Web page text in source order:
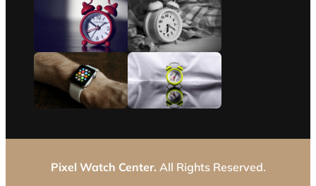
Pixel Watch Center. All Rights Reserved.